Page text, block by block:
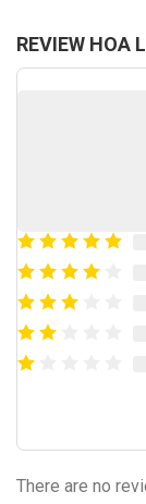
REVIEW HOA
There are no